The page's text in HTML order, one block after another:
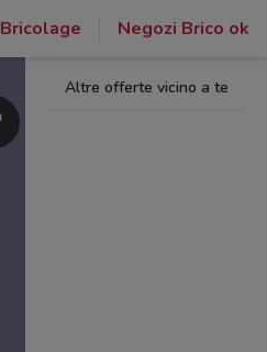
Bricolage Negozi Brico ok
Altre offerte vicino a te